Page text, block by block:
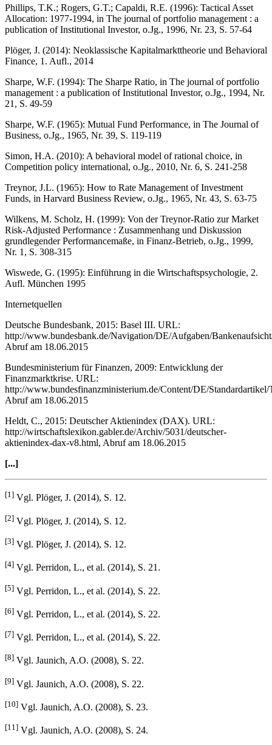
Phillips, T.K.; Rogers, G.T.; Capaldi, R.E. (1996): Tactical Asset
Allocation: 1977-1994, in The journal of portfolio management : a
publication of Institutional Investor, o.Jg., 1996, Nr. 23, S. 57-64
Plöger, J. (2014): Neoklassische Kapitalmarkttheorie und Behavioral
Finance, 1. Aufl., 2014
Sharpe, W.F. (1994): The Sharpe Ratio, in The journal of portfolio
management : a publication of Institutional Investor, o.Jg., 1994, Nr.
21, S. 49-59
Sharpe, W.F. (1965): Mutual Fund Performance, in The Journal of
Business, o.Jg., 1965, Nr. 39, S. 119-119
Simon, H.A. (2010): A behavioral model of rational choice, in
Competition policy international, o.Jg., 2010, Nr. 6, S. 241-258
Treynor, J.L. (1965): How to Rate Management of Investment
Funds, in Harvard Business Review, o.Jg., 1965, Nr. 43, S. 63-75
Wilkens, M. Scholz, H. (1999): Von der Treynor-Ratio zur Market
Risk-Adjusted Performance : Zusammenhang und Diskussion
grundlegender Performancemaße, in Finanz-Betrieb, o.Jg., 1999,
Nr. 1, S. 308-315
Wiswede, G. (1995): Einführung in die Wirtschaftspsychologie, 2.
Aufl. München 1995
Internetquellen
Deutsche Bundesbank, 2015: Basel III. URL:
http://www.bundesbank.de/Navigation/DE/Aufgaben/
Abruf am 18.06.2015
Bundesministerium für Finanzen, 2009: Entwicklung der
Finanzmarktkrise. URL:
http://www.bundesfinanzministerium.de/Content/DE/
Abruf am 18.06.2015
Heldt, C., 2015: Deutscher Aktienindex (DAX). URL:
http://wirtschaftslexikon.gabler.de/Archiv/5031/deutscher-
aktienindex-dax-v8.html, Abruf am 18.06.2015
[...]
[1] Vgl. Plöger, J. (2014), S. 12.
[2] Vgl. Plöger, J. (2014), S. 12.
[3] Vgl. Plöger, J. (2014), S. 12.
[4] Vgl. Perridon, L., et al. (2014), S. 21.
[5] Vgl. Perridon, L., et al. (2014), S. 22.
[6] Vgl. Perridon, L., et al. (2014), S. 22.
[7] Vgl. Perridon, L., et al. (2014), S. 22.
[8] Vgl. Jaunich, A.O. (2008), S. 22.
[9] Vgl. Jaunich, A.O. (2008), S. 22.
[10] Vgl. Jaunich, A.O. (2008), S. 23.
[11] Vgl. Jaunich, A.O. (2008), S. 24.